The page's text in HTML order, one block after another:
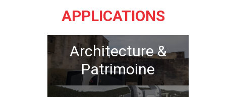
APPLICATIONS
Architecture &
Patrimoine